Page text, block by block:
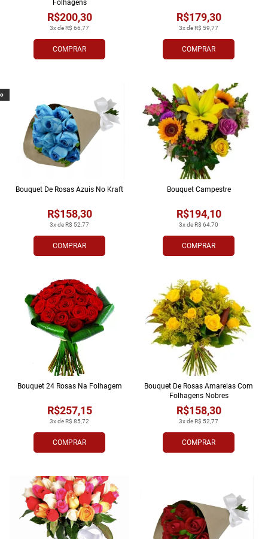
COMPRAR
3x de R$ 66,77
R$200,30
Folhagens
COMPRAR
3x de R$ 59,77
R$179,30
COMPRAR
3x de R$ 52,77
R$158,30
Bouquet De Rosas Azuis No Kraft
COMPRAR
3x de R$ 64,70
R$194,10
Bouquet Campestre
COMPRAR
3x de R$ 85,72
R$257,15
Bouquet 24 Rosas Na Folhagem
COMPRAR
3x de R$ 52,77
R$158,30
Bouquet De Rosas Amarelas Com
Folhagens Nobres